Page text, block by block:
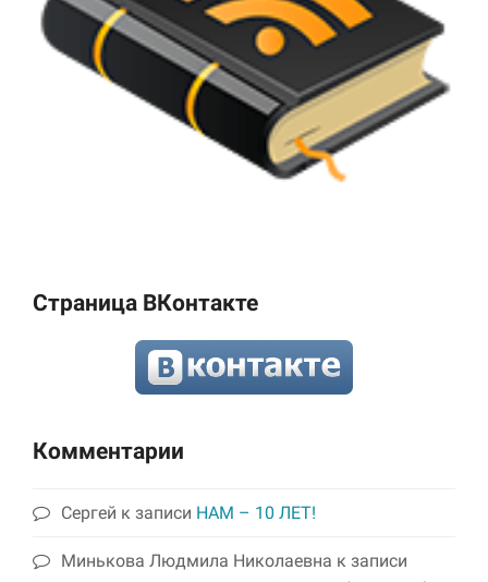
Страница ВКонтакте
Комментарии
Сергей к записи НАМ – 10 ЛЕТ!
Минькова Людмила Николаевна к записи